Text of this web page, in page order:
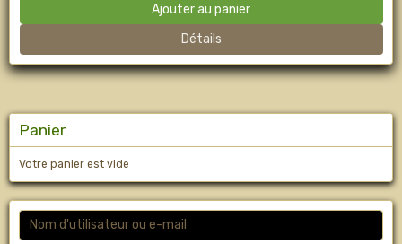
Ajouter au panier
Détails
Panier
Votre panier est vide